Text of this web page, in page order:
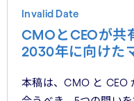
Invalid Date
CMOとCEOが共
2030年に向けた
本稿は、CMO と CEO